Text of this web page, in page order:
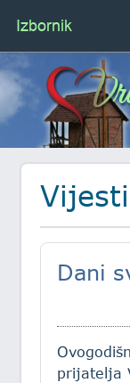
Izbornik
Vijesti
Dani
prijatelja